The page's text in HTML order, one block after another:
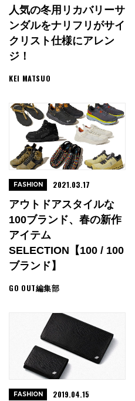
人気の冬用リカバリーサ
ンダルをナリフリがサイ
クリスト仕様にアレン
ジ！
KEI MATSUO
アウトドアスタイルな
100ブランド、春の新作
アイテム
SELECTION【100 / 100
ブランド】
GO OUT編集部
FASHION 2021.03.17
FASHION 2019.04.15